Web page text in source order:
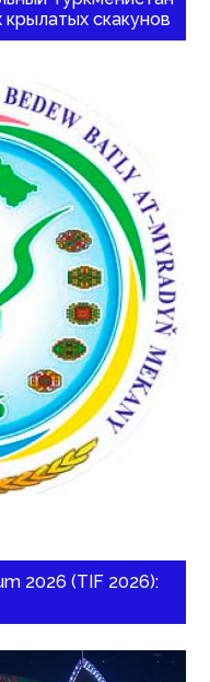
скакунов
2026 (TIF 2026):